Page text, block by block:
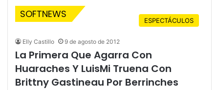
SOFTNEWS
ESPECTÁCULOS
Elly Castillo 9 de agosto de 2012
La Primera Que Agarra Con
Huaraches Y LuisMi Truena Con
Brittny Gastineau Por Berrinches